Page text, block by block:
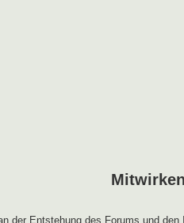
der Entstehung des Forums und